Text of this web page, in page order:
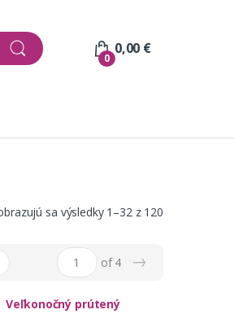
0
0,00 €
sa výsledky 1–32 z 120
of 4 →
Veľkonočný prútený